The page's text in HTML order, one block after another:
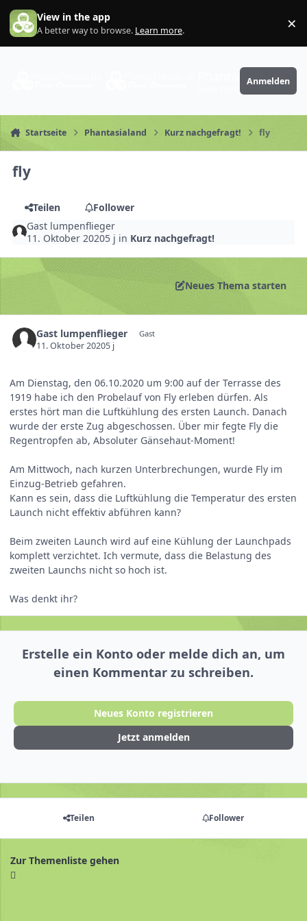
Zum Inhalt springen
View in the app
A better way to browse. Learn more. ×
PhantaFriends.de
Anmelden
Startseite Phantasialand Kurz nachgefragt! fly
fly
Teilen
Follower
Gast lumpenflieger
11. Oktober 20205 j in Kurz nachgefragt!
Neues Thema starten
Gast lumpenflieger Gast
11. Oktober 20205 j
Am Dienstag, den 06.10.2020 um 9:00 auf der Terrasse des
1919 habe ich den Probelauf von Fly erleben dürfen. Als
erstes hört man die Luftkühlung des ersten Launch. Danach
wurde der erste Zug abgeschossen. Über mir fegte Fly die
Regentropfen ab, Absoluter Gänsehaut-Moment!
Am Mittwoch, nach kurzen Unterbrechungen, wurde Fly im
Einzug-Betrieb gefahren.
Kann es sein, dass die Luftkühlung die Temperatur des ersten
Launch nicht effektiv abführen kann?
Beim zweiten Launch wird auf eine Kühlung der Launchpads
komplett verzichtet. Ich vermute, dass die Belastung des
zweiten Launchs nicht so hoch ist.
Was denkt ihr?
Erstelle ein Konto oder melde dich an, um
einen Kommentar zu schreiben.
Neues Konto registrieren
Jetzt anmelden
Teilen Follower
Zur Themenliste gehen